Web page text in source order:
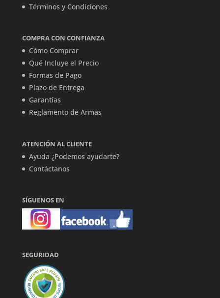
Términos y Condiciones
COMPRA CON CONFIANZA
Cómo Comprar
Qué Incluye el Precio
Formas de Pago
Plazo de Entrega
Garantías
Reglamento de Armas
ATENCIÓN AL CLIENTE
Ayuda ¿Podemos ayudarte?
Contáctanos
SÍGUENOS EN
SEGURIDAD